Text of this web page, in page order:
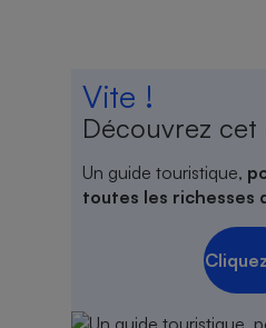
Vite !
Découvrez cet
Un guide touristique,
toutes les richesses